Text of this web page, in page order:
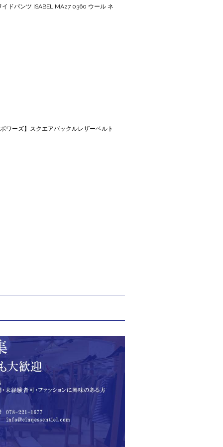
ドパンツ ISABEL MA27 0360 ウール ネ
ワーズ】スクエアバックルレザーベルト